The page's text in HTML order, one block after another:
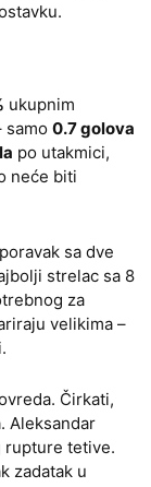
ukupnim
samo 0.7 golova
po utakmici,
neće biti
sa dve
strelac sa 8
za
velikima –
Čirkati,
Aleksandar
rupture tetive.
zadatak u